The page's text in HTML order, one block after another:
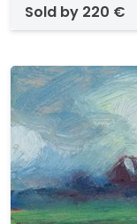
sold by 220 €